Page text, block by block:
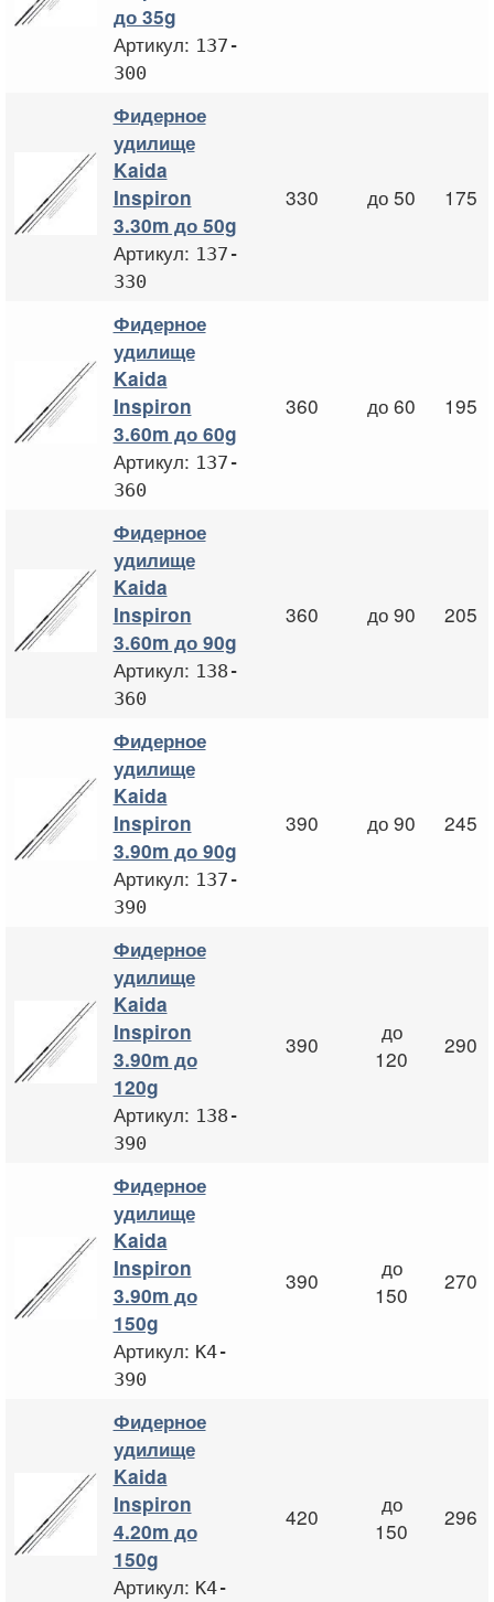
до 35g
Артикул: 137-
300
Фидерное
удилище
Kaida
Inspiron
3.30m до 50g
Артикул: 137-
330
330 до 50 175
Фидерное
удилище
Kaida
Inspiron
3.60m до 60g
Артикул: 137-
360
360 до 60 195
Фидерное
удилище
Kaida
Inspiron
3.60m до 90g
Артикул: 138-
360
360 до 90 205
Фидерное
удилище
Kaida
Inspiron
3.90m до 90g
Артикул: 137-
390
390 до 90 245
Фидерное
удилище
Kaida
Inspiron
3.90m до
120g
Артикул: 138-
390
390
до
120
290
Фидерное
удилище
Kaida
Inspiron
3.90m до
150g
Артикул: K4-
390
390
до
150
270
Фидерное
удилище
Kaida
Inspiron
4.20m до
150g
Артикул: K4-
420
до
150
296